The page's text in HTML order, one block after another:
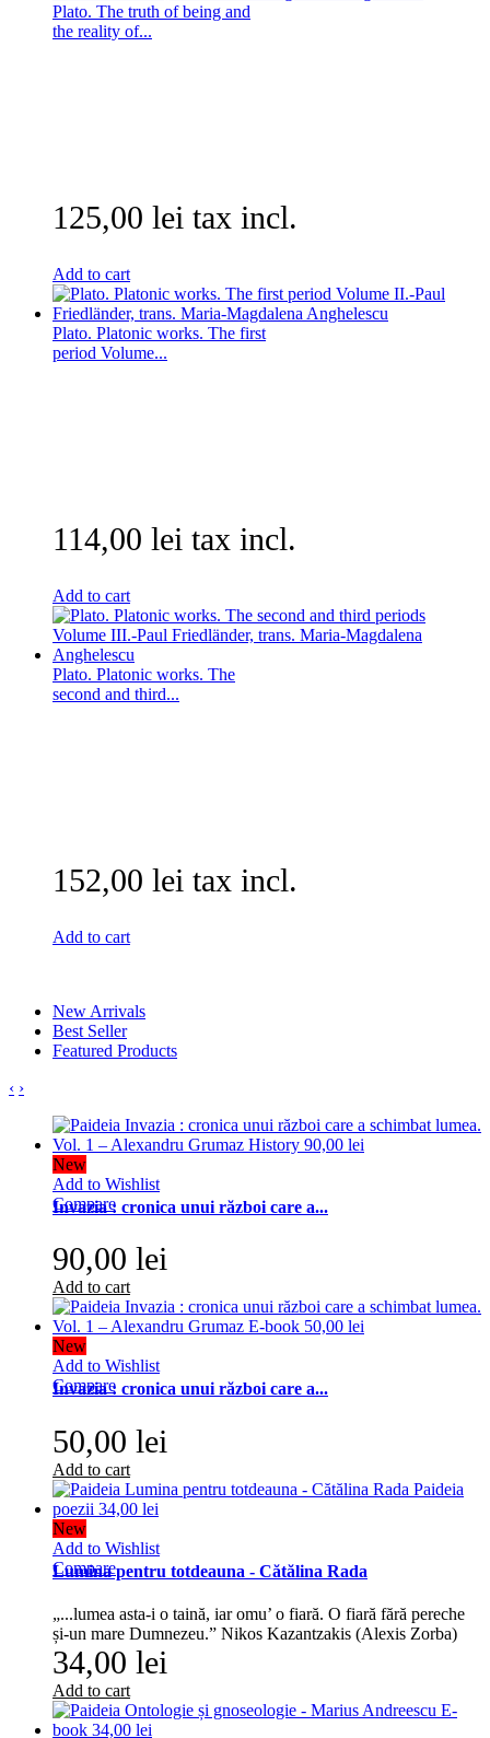
Plato. The truth of being and
the reality of...
125,00 lei tax incl.
Add to cart
Plato. Platonic works. The first
period Volume...
114,00 lei tax incl.
Add to cart
Plato. Platonic works. The
second and third...
152,00 lei tax incl.
Add to cart
New Arrivals
Best Seller
Featured Products
‹ ›
New
Add to Wishlist
Compare
Invazia : cronica unui război care a...
90,00 lei
Add to cart
New
Add to Wishlist
Compare
Invazia : cronica unui război care a...
50,00 lei
Add to cart
New
Add to Wishlist
Compare
Lumina pentru totdeauna - Cătălina Rada
„...lumea asta-i o taină, iar omu’ o fiară. O fiară fără pereche
și-un mare Dumnezeu.” Nikos Kazantzakis (Alexis Zorba)
34,00 lei
Add to cart